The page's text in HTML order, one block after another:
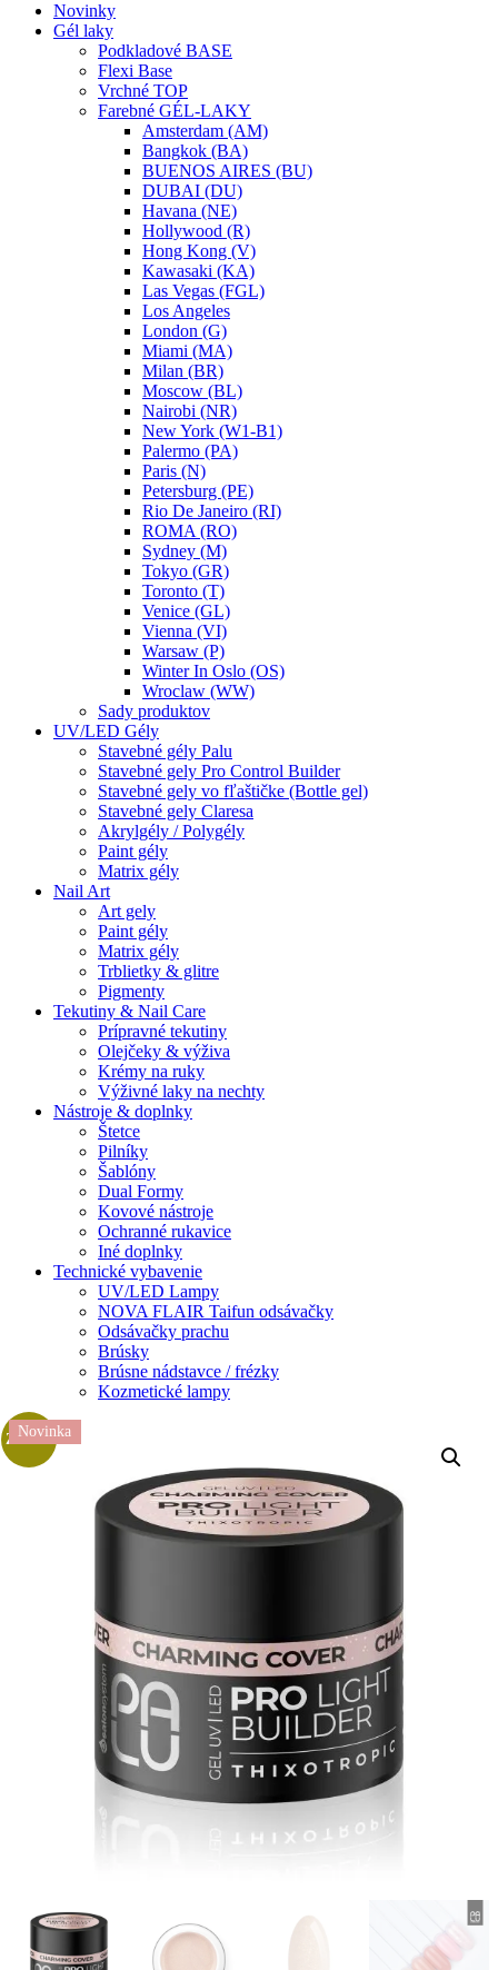
Novinky
Gél laky
Podkladové BASE
Flexi Base
Vrchné TOP
Farebné GÉL-LAKY
Amsterdam (AM)
Bangkok (BA)
BUENOS AIRES (BU)
DUBAI (DU)
Havana (NE)
Hollywood (R)
Hong Kong (V)
Kawasaki (KA)
Las Vegas (FGL)
Los Angeles
London (G)
Miami (MA)
Milan (BR)
Moscow (BL)
Nairobi (NR)
New York (W1-B1)
Palermo (PA)
Paris (N)
Petersburg (PE)
Rio De Janeiro (RI)
ROMA (RO)
Sydney (M)
Tokyo (GR)
Toronto (T)
Venice (GL)
Vienna (VI)
Warsaw (P)
Winter In Oslo (OS)
Wroclaw (WW)
Sady produktov
UV/LED Gély
Stavebné gély Palu
Stavebné gely Pro Control Builder
Stavebné gely vo fľaštičke (Bottle gel)
Stavebné gely Claresa
Akrylgély / Polygély
Paint gély
Matrix gély
Nail Art
Art gely
Paint gély
Matrix gély
Trblietky & glitre
Pigmenty
Tekutiny & Nail Care
Prípravné tekutiny
Olejčeky & výživa
Krémy na ruky
Výživné laky na nechty
Nástroje & doplnky
Štetce
Pilníky
Šablóny
Dual Formy
Kovové nástroje
Ochranné rukavice
Iné doplnky
Technické vybavenie
UV/LED Lampy
NOVA FLAIR Taifun odsávačky
Odsávačky prachu
Brúsky
Brúsne nádstavce / frézky
Kozmetické lampy
Zľava!
Novinka